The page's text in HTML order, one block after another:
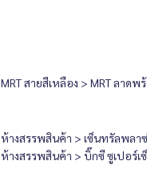
MRT สายสีเหลือง > MRT ลาดพ
ห้างสรรพสินค้า > เซ็นทรัลพลา
ห้างสรรพสินค้า > บิ๊กซี ซูเปอร์เ